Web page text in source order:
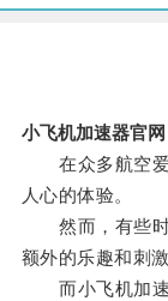
小飞机加速器官网
在众多航空爱
人心的体验。
然而，有些时
额外的乐趣和刺激
而小飞机加速